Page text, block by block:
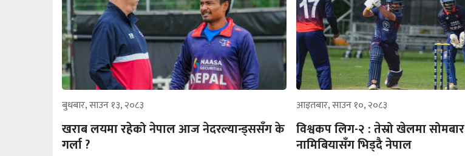
बुधबार, साउन १३, २०८३
खराब लयमा रहेको नेपाल आज नेदरल्यान्ड्ससँग के
गर्ला ?
आइतबार, साउन १०, २०८३
विश्वकप लिग-२ : तेस्रो खेलमा सोमबार
नामिबियासँग भिड्दै नेपाल